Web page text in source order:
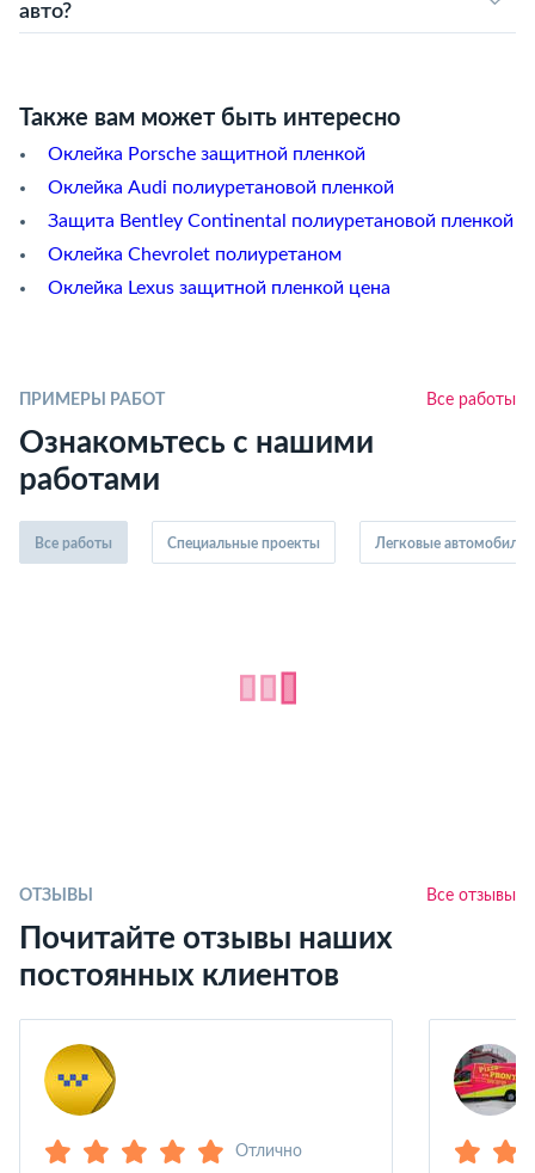
авто?
Также вам может быть интересно
Оклейка Porsche защитной пленкой
Оклейка Audi полиуретановой пленкой
Защита Bentley Continental полиуретановой пленкой
Оклейка Chevrolet полиуретаном
Оклейка Lexus защитной пленкой цена
ПРИМЕРЫ РАБОТ Все работы
Ознакомьтесь с нашими
работами
Все работы Специальные проекты Легковые автомобили
ОТЗЫВЫ Все отзывы
Почитайте отзывы наших
постоянных клиентов
Отлично